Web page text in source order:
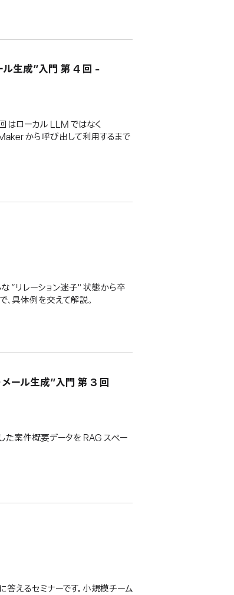
ル生成”入門 第 4 回 -
はローカル LLM ではなく
から呼び出して利用するまで
な “リレーション迷子" 状態から卒
、具体例を交えて解説。
ール生成”入門 第 3 回
た案件概要データを RAG スペー
答えるセミナーです。小規模チーム